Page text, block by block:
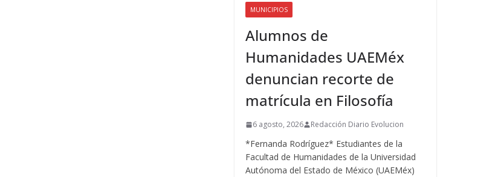
MUNICIPIOS
Alumnos de
Humanidades UAEMéx
denuncian recorte de
matrícula en Filosofía
6 agosto, 2026 Redacción Diario Evolucion
*Fernanda Rodríguez* Estudiantes de la
Facultad de Humanidades de la Universidad
Autónoma del Estado de México (UAEMéx)